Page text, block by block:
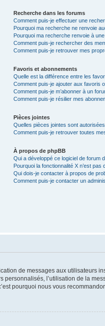
Recherche dans les forums
Comment puis-je effectuer une
Pourquoi ma recherche ne renvoie
Pourquoi ma recherche renvoie à
Comment puis-je rechercher des
Comment puis-je retrouver mes
Favoris et abonnements
Quelle est la différence entre les
Comment puis-je ajouter aux favoris
Comment puis-je m’abonner à un
Comment puis-je résilier mes
Pièces jointes
Quelles pièces jointes sont
Comment puis-je retrouver toutes
À propos de phpBB
Qui a développé ce logiciel de forum
Pourquoi la fonctionnalité X n’est pas
Qui dois-je contacter à propos de
Comment puis-je contacter un
de messages aux utilisateurs
l’utilisation de la
pourquoi nous vous